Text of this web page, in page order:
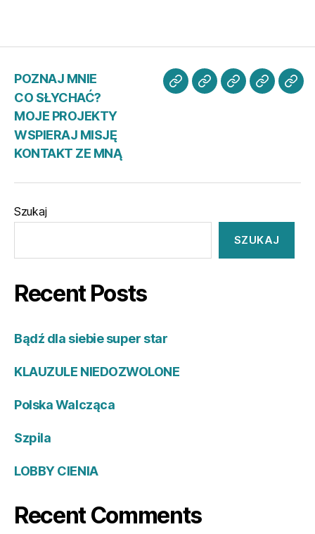
POZNAJ MNIE
CO SŁYCHAĆ?
MOJE PROJEKTY
WSPIERAJ MISJĘ
KONTAKT ZE MNĄ
POZNAJ
CO
MOJE
Szukaj
SZUKAJ
Recent Posts
Bądź dla siebie super star
KLAUZULE NIEDOZWOLONE
Polska Walcząca
Szpila
LOBBY CIENIA
Recent Comments